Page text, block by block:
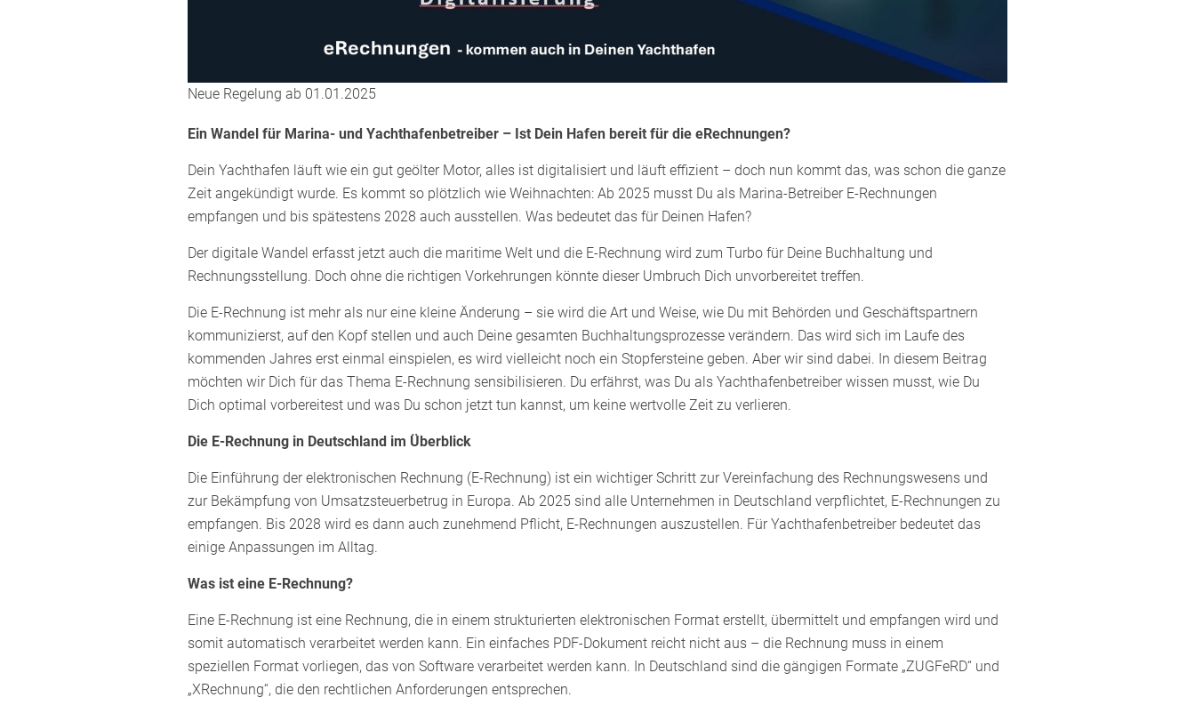
Neue Regelung ab 01.01.2025
Ein Wandel für Marina- und Yachthafenbetreiber – Ist Dein Hafen bereit für die eRechnungen?
Dein Yachthafen läuft wie ein gut geölter Motor, alles ist digitalisiert und läuft effizient – doch nun kommt das, was schon die ganze
Zeit angekündigt wurde. Es kommt so plötzlich wie Weihnachten: Ab 2025 musst Du als Marina-Betreiber E-Rechnungen
empfangen und bis spätestens 2028 auch ausstellen. Was bedeutet das für Deinen Hafen?
Der digitale Wandel erfasst jetzt auch die maritime Welt und die E-Rechnung wird zum Turbo für Deine Buchhaltung und
Rechnungsstellung. Doch ohne die richtigen Vorkehrungen könnte dieser Umbruch Dich unvorbereitet treffen.
Die E-Rechnung ist mehr als nur eine kleine Änderung – sie wird die Art und Weise, wie Du mit Behörden und Geschäftspartnern
kommunizierst, auf den Kopf stellen und auch Deine gesamten Buchhaltungsprozesse verändern. Das wird sich im Laufe des
kommenden Jahres erst einmal einspielen, es wird vielleicht noch ein Stopfersteine geben. Aber wir sind dabei. In diesem Beitrag
möchten wir Dich für das Thema E-Rechnung sensibilisieren. Du erfährst, was Du als Yachthafenbetreiber wissen musst, wie Du
Dich optimal vorbereitest und was Du schon jetzt tun kannst, um keine wertvolle Zeit zu verlieren.
Die E-Rechnung in Deutschland im Überblick
Die Einführung der elektronischen Rechnung (E-Rechnung) ist ein wichtiger Schritt zur Vereinfachung des Rechnungswesens und
zur Bekämpfung von Umsatzsteuerbetrug in Europa. Ab 2025 sind alle Unternehmen in Deutschland verpflichtet, E-Rechnungen zu
empfangen. Bis 2028 wird es dann auch zunehmend Pflicht, E-Rechnungen auszustellen. Für Yachthafenbetreiber bedeutet das
einige Anpassungen im Alltag.
Was ist eine E-Rechnung?
Eine E-Rechnung ist eine Rechnung, die in einem strukturierten elektronischen Format erstellt, übermittelt und empfangen wird und
somit automatisch verarbeitet werden kann. Ein einfaches PDF-Dokument reicht nicht aus – die Rechnung muss in einem
speziellen Format vorliegen, das von Software verarbeitet werden kann. In Deutschland sind die gängigen Formate „ZUGFeRD“ und
„XRechnung“, die den rechtlichen Anforderungen entsprechen.